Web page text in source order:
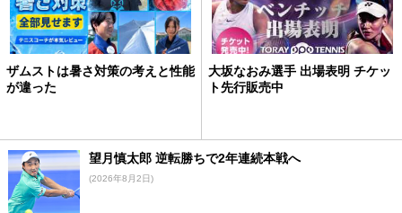
ザムストは暑さ対策の考えと性能
が違った
大坂なおみ選手 出場表明 チケッ
ト先行販売中
望月慎太郎 逆転勝ちで2年連続本戦へ
(2026年8月2日)